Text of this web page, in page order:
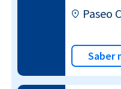
Paseo
Saber